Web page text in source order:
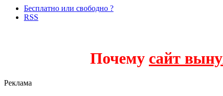
Бесплатно или свободно ?
RSS
Почему сайт
Реклама